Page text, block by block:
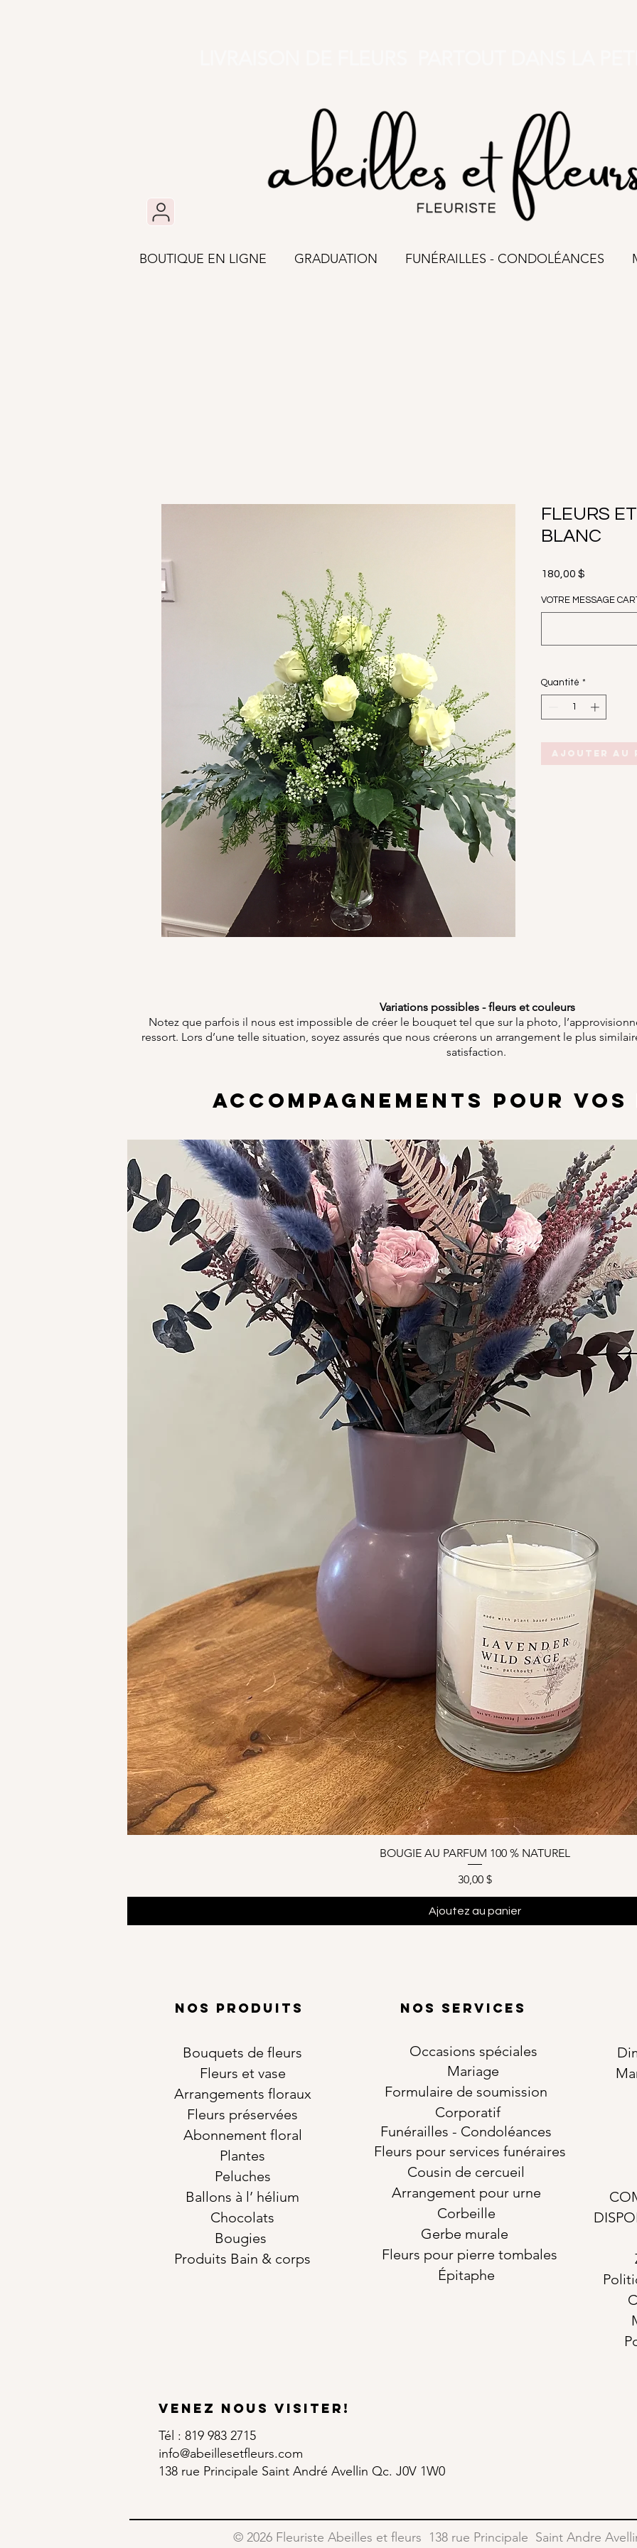
BOUTIQUE EN LIGNE GRADUATION FUNÉRAILLES - CONDOLÉANCES
FLEURS
BLANC
180,00 $
VOTRE MESSAGE
Quantité *
Ajouter au
Variations possibles - fleurs et couleurs
Notez que parfois il nous est impossible de créer le bouquet tel que sur la photo,
ressort. Lors d’une telle situation, soyez assurés que nous créerons un arrangement le plus
satisfaction.
ACCOMPAGNEMENTS POUR VOS
BOUGIE AU PARFUM 100 % NATUREL
Prix
30,00 $
Ajoutez au panier
NOS PRODUITS
Bouquets de fleurs
Fleurs et vase
Arrangements floraux
Fleurs préservées
Abonnement floral
Plantes
Peluches
Ballons à l’ hélium
Chocolats
Bougies
Produits Bain & corps
NOS SERVICES
Occasions spéciales
Mariage
Formulaire de soumission
Corporatif
Funérailles - Condoléances
Fleurs pour services funéraires
Cousin de cercueil
Arrangement pour urne
Corbeille
Gerbe murale
Fleurs pour pierre tombales
Épitaphe
Venez nous visiter!
Tél : 819 983 2715
info@abeillesetfleurs.com
138 rue Principale Saint André Avellin Qc. J0V 1W0
© 2026 Fleuriste Abeilles et fleurs 138 rue Principale Saint Andre